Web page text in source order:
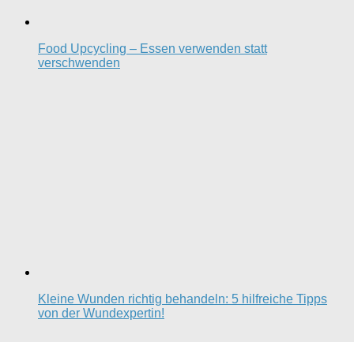
Food Upcycling – Essen verwenden statt
verschwenden
Kleine Wunden richtig behandeln: 5 hilfreiche Tipps
von der Wundexpertin!